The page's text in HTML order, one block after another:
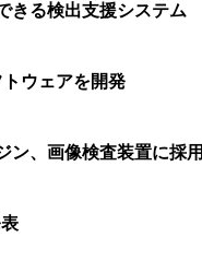
きる検出支援システム
ウェアを開発
ン、画像検査装置に採用